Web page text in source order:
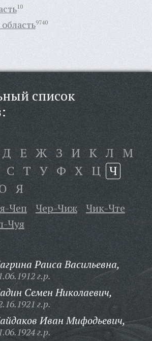
10
9740
список
Д Е Ж З И К Л М
С Т У Ф Х Ц Ч
Я
Чеп Чер-Чиж
Чик-Чте
Чуя
Раиса Васильевна,
г.р.
Семен Николаевич,
г.р.
Иван Мифодьевич,
г.р.